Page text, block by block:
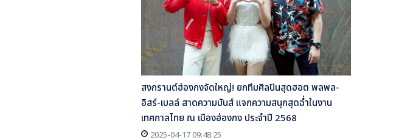
สงกรานต์ฮ่องกงจัดใหญ่! ยกทีมศิลปินสุดฮอต พลพล-
อิสร์-เบลล์ สาดความมันส์ แจกความสนุกสุดฉ่ำในงาน
เทศกาลไทย ณ เมืองฮ่องกง ประจำปี 2568
2025-04-17 09:48:25